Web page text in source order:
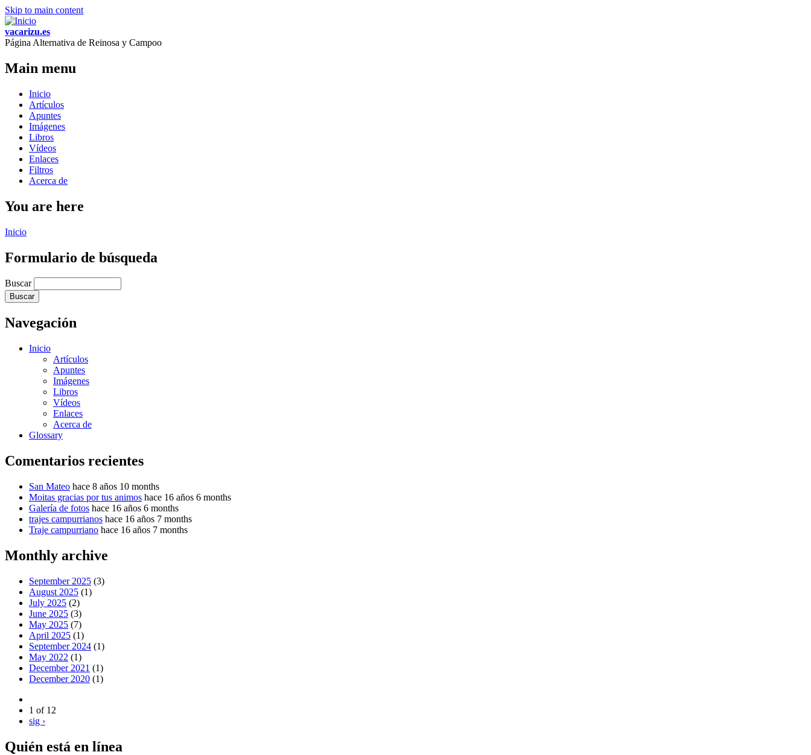
Skip to main content
vacarizu.es
Página Alternativa de Reinosa y Campoo
Main menu
Inicio
Artículos
Apuntes
Imágenes
Libros
Vídeos
Enlaces
Filtros
Acerca de
You are here
Inicio
Formulario de búsqueda
Buscar
Navegación
Inicio
Artículos
Apuntes
Imágenes
Libros
Vídeos
Enlaces
Acerca de
Glossary
Comentarios recientes
San Mateo hace 8 años 10 months
Moitas gracias por tus animos hace 16 años 6 months
Galería de fotos hace 16 años 6 months
trajes campurrianos hace 16 años 7 months
Traje campurriano hace 16 años 7 months
Monthly archive
September 2025 (3)
August 2025 (1)
July 2025 (2)
June 2025 (3)
May 2025 (7)
April 2025 (1)
September 2024 (1)
May 2022 (1)
December 2021 (1)
December 2020 (1)
1 of 12
sig ›
Quién está en línea